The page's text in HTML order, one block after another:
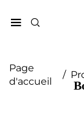
Page
d'accueil
/